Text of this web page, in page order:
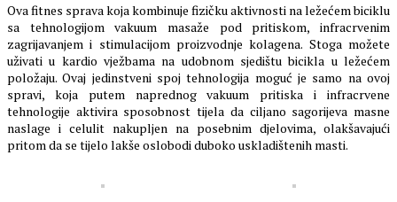
Ova fitnes sprava koja kombinuje fizičku aktivnosti na ležećem biciklu
sa tehnologijom vakuum masaže pod pritiskom, infracrvenim
zagrijavanjem i stimulacijom proizvodnje kolagena. Stoga možete
uživati u kardio vježbama na udobnom sjedištu bicikla u ležećem
položaju. Ovaj jedinstveni spoj tehnologija moguć je samo na ovoj
spravi, koja putem naprednog vakuum pritiska i infracrvene
tehnologije aktivira sposobnost tijela da ciljano sagorijeva masne
naslage i celulit nakupljen na posebnim djelovima, olakšavajući
pritom da se tijelo lakše oslobodi duboko uskladištenih masti.